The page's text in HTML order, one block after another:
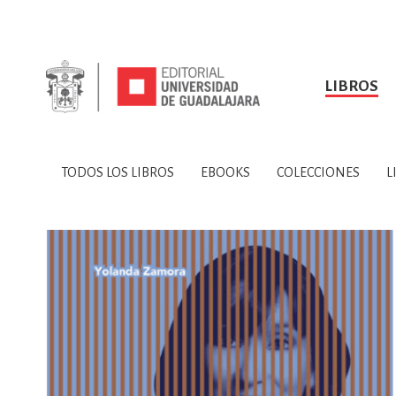
LIBROS
TODOS LOS LIBROS
SOBRE NOSOTROS HISTORIA
CIENCIAS DE LA
CONSULTA,
TODOS LOS LIBROS EBOOKS COLECCIONES